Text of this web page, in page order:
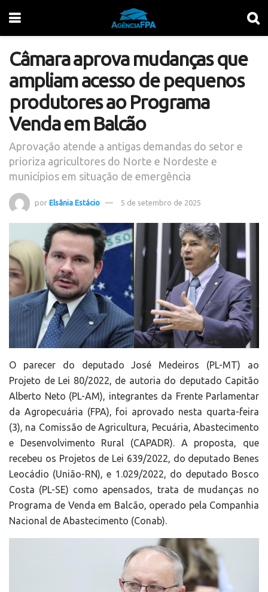
Câmara aprova mudanças que
ampliam acesso de pequenos
produtores ao Programa
Venda em Balcão
Aprovação atende a antigas demandas do setor e
prioriza agricultores do Norte e Nordeste e
municípios em situação de emergência
por Elsânia Estácio 5 de setembro de 2025
O parecer do deputado José Medeiros (PL-MT) ao
Projeto de Lei 80/2022, de autoria do deputado Capitão
Alberto Neto (PL-AM), integrantes da Frente Parlamentar
da Agropecuária (FPA), foi aprovado nesta quarta-feira
(3), na Comissão de Agricultura, Pecuária, Abastecimento
e Desenvolvimento Rural (CAPADR). A proposta, que
recebeu os Projetos de Lei 639/2022, do deputado Benes
Leocádio (União-RN), e 1.029/2022, do deputado Bosco
Costa (PL-SE) como apensados, trata de mudanças no
Programa de Venda em Balcão, operado pela Companhia
Nacional de Abastecimento (Conab).